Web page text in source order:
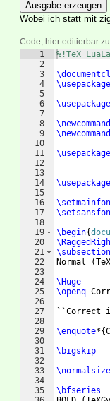
Ausgabe erzeugen
Wobei ich statt mit
Code, hier editierbar
1
2
3
4
5
6
7
8
9
10
11
12
13
14
15
16
17
18
19
20
21
22
23
24
25
26
27
28
29
30
31
32
33
34
35
%!TeX
\usepackage
\usepackage
\newcommand
\newcommand
\usepackage
\usepackage
\begin{
\subsection
Normal
(
\Huge
\openq
\enquote*{
\bigskip
\normalsize
\bfseries